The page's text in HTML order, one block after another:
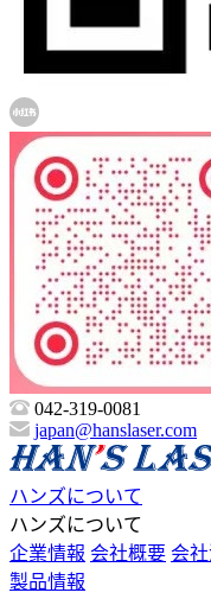
042-319-0081
japan@hanslaser.com
ハンズについて
ハンズについて
企業情報 会社概要 会
製品情報